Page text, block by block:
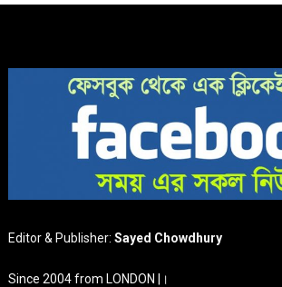
Editor & Publisher:Sayed Chowdhury
Since 2004 from LONDON |।